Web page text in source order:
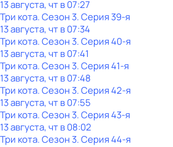
13 августа, чт в 07:27
Три кота. Сезон 3. Серия 39-я
13 августа, чт в 07:34
Три кота. Сезон 3. Серия 40-я
13 августа, чт в 07:41
Три кота. Сезон 3. Серия 41-я
13 августа, чт в 07:48
Три кота. Сезон 3. Серия 42-я
13 августа, чт в 07:55
Три кота. Сезон 3. Серия 43-я
13 августа, чт в 08:02
Три кота. Сезон 3. Серия 44-я